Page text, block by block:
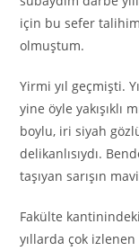
için bu sefer
olmuştum.
Yirmi yıl geçmişti.
yine öyle yakışıklı
boylu, iri siyah
delikanlısıydı.
taşıyan sarışın
Fakülte
yıllarda çok